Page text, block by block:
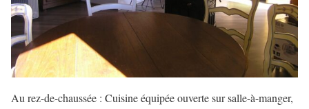
Au rez-de-chaussée : Cuisine équipée ouverte sur salle-à-manger,